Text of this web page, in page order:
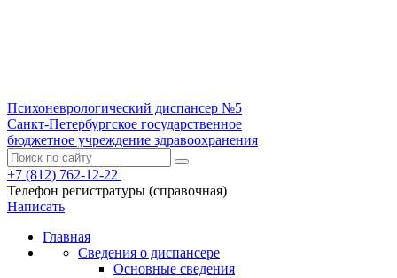
Психоневрологический диспансер №5
Санкт-Петербургское государственное
бюджетное учреждение здравоохранения
+7 (812) 762-12-22
Телефон регистратуры (справочная)
Написать
Главная
Сведения о диспансере
Основные сведения